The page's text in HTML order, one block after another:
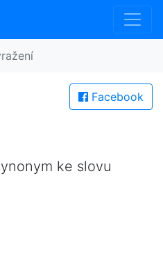
Facebook
ke slovu